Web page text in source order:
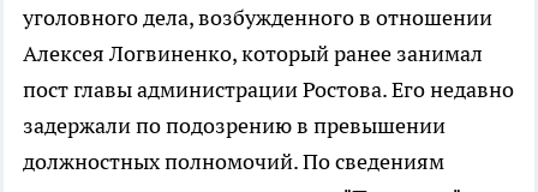
уголовного дела, возбужденного в отношении
Алексея Логвиненко, который ранее занимал
пост главы администрации Ростова. Его недавно
задержали по подозрению в превышении
должностных полномочий. По сведениям